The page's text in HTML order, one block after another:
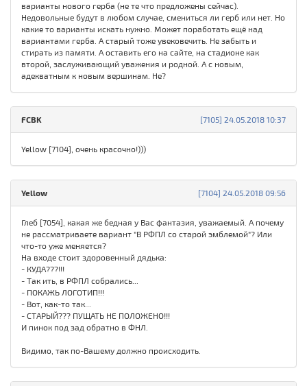
варианты нового герба (не те что предложены сейчас).
Недовольные будут в любом случае, смениться ли герб или нет. Но
какие то варианты искать нужно. Может поработать ещё над
вариантами герба. А старый тоже увековечить. Не забыть и
стирать из памяти. А оставить его на сайте, на стадионе как
второй, заслуживающий уважения и родной. А с новым,
адекватным к новым вершинам. Не?
[7105] 24.05.2018 10:37
FCBK
Yellow [7104], очень красочно!)))
[7104] 24.05.2018 09:56
Yellow
Глеб [7054], какая же бедная у Вас фантазия, уважаемый. А почему
не рассматриваете вариант "В РФПЛ со старой эмблемой"? Или
что-то уже меняется?
На входе стоит здоровенный дядька:
- КУДА???!!!
- Так ить, в РФПЛ собрались...
- ПОКАЖЬ ЛОГОТИП!!!
- Вот, как-то так...
- СТАРЫЙ??? ПУЩАТЬ НЕ ПОЛОЖЕНО!!!
И пинок под зад обратно в ФНЛ.
Видимо, так по-Вашему должно происходить.